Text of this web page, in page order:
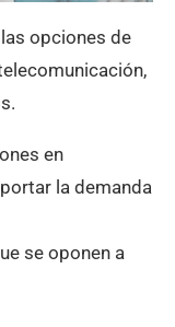
opciones de
en
la demanda
se oponen a